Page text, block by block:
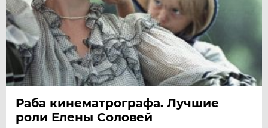
Раба кинематрографа. Лучшие
роли Елены Соловей